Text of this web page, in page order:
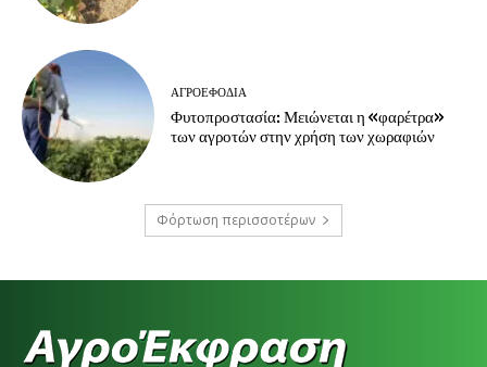
ΑΓΡΟΕΦΌΔΙΑ
Φυτοπροστασία: Μειώνεται η «φαρέτρα»
των αγροτών στην χρήση των χωραφιών
Φόρτωση περισσοτέρων